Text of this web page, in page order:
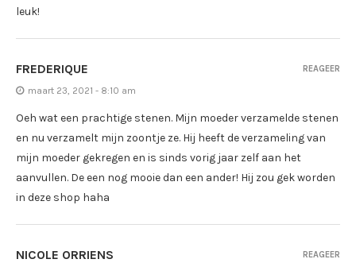
leuk!
FREDERIQUE
maart 23, 2021 - 8:10 am
Oeh wat een prachtige stenen. Mijn moeder verzamelde stenen
en nu verzamelt mijn zoontje ze. Hij heeft de verzameling van
mijn moeder gekregen en is sinds vorig jaar zelf aan het
aanvullen. De een nog mooie dan een ander! Hij zou gek worden
in deze shop haha
REAGEER
NICOLE ORRIENS REAGEER